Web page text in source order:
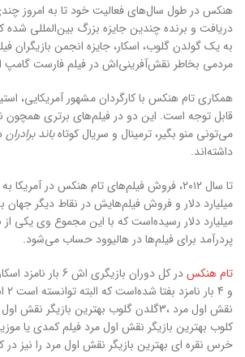
هنکس در طول سال‌های فعالیت خود تا به امروز
دریافت و برنده چندین جایزه بزرگ بین‌المللی شده
به یک گولدن گلوب، اسکار، جایزه انجمن بازیگران
مردمی بخاطر نقش‌آفرینی‌اش در فیلم فارست گامپ
همکاری تام هنکس با کارگردان مشهور آمریکایی،
قابل توجه است. این دو در فیلم‌های برتری همچون
می‌تونی منو بگیر، ترمینال و سریال کوتاهباند برادران
داشته‌اند.
میلیارد دلار رسیده‌است که با این مجموع وی یکی از
پردرآمد برای فیلم‌ها در هالیوود حساب می‌شود.
تام هنکس
و
کلوب بهترین بازیگر نقش اول مرد فیلم کمدی یا
خرس نقره ای بهترین بازیگر نقش اول مرد را نیز در